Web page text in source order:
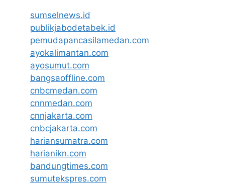
sumselnews.id
publikjabodetabek.id
pemudapancasilamedan.com
ayokalimantan.com
ayosumut.com
bangsaoffline.com
cnbcmedan.com
cnnmedan.com
cnnjakarta.com
cnbcjakarta.com
hariansumatra.com
harianikn.com
bandungtimes.com
sumutekspres.com